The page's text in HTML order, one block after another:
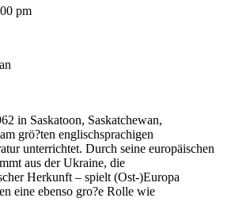
pm
in Saskatoon, Saskatchewan,
grö?ten englischsprachigen
unterrichtet. Durch seine europäischen
aus der Ukraine, die
Herkunft – spielt (Ost-)Europa
eine ebenso gro?e Rolle wie